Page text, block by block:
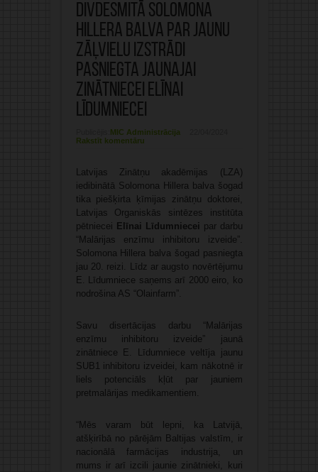
Divdesmitā Solomona
Hillera balva par jaunu
zāļvielu izstrādi
pasniegta jaunajai
zinātniecei Elīnai
Līdumniecei
MIC Administrācija
Rakstīt komentāru
Latvijas Zinātņu akadēmijas (LZA)
iedibinātā Solomona Hillera balva šogad
tika piešķirta ķīmijas zinātņu doktorei,
Latvijas Organiskās sintēzes institūta
pētniecei Elīnai Līdumniecei par darbu
“Malārijas enzīmu inhibitoru izveide”.
Solomona Hillera balva šogad pasniegta
jau 20. reizi. Līdz ar augsto novērtējumu
E. Līdumniece saņems arī 2000 eiro, ko
nodrošina AS “Olainfarm”.
Savu disertācijas darbu “Malārijas
enzīmu inhibitoru izveide” jaunā
zinātniece E. Līdumniece veltīja jaunu
SUB1 inhibitoru izveidei, kam nākotnē ir
liels potenciāls kļūt par jauniem
pretmalārijas medikamentiem.
“Mēs varam būt lepni, ka Latvijā,
atšķirībā no pārējām Baltijas valstīm, ir
nacionālā farmācijas industrija, un
mums ir arī izcili jaunie zinātnieki, kuri